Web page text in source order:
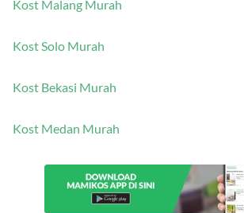
Kost Malang Murah
Kost Solo Murah
Kost Bekasi Murah
Kost Medan Murah